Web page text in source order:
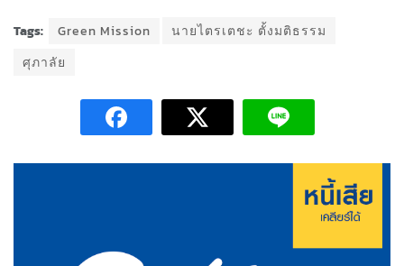
Tags: Green Mission
นายไตรเตชะ ตั้งมติธรรม
ศุภาลัย